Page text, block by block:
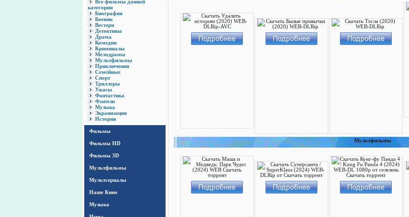
Все фильмы данной
категории
Биография
Боевик
Вестерн
Детективы
Драма
Комедии
Криминалы
Мелодрамы
Мультфильмы
Приключения
Семейные
Спорт
Триллеры
Ужасы
Фантастика
Фэнтези
Музыка
Экранизация
История
Фильмы
Фильмы HD
Фильмы 3D
Мультфильмы
Мультсериалы
Наше Кино
Музыка
Мультфильмы